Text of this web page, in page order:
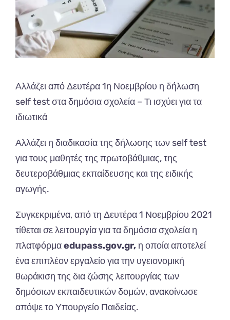
Αλλάζει από Δευτέρα 1η Νοεμβρίου η δήλωση
self test στα δημόσια σχολεία – Τι ισχύει για τα
ιδιωτικά
Αλλάζει η διαδικασία της δήλωσης των self test
για τους μαθητές της πρωτοβάθμιας, της
δευτεροβάθμιας εκπαίδευσης και της ειδικής
αγωγής.
Συγκεκριμένα, από τη Δευτέρα 1 Νοεμβρίου 2021
τίθεται σε λειτουργία για τα δημόσια σχολεία η
πλατφόρμαedupass.gov.gr, η οποία αποτελεί
ένα επιπλέον εργαλείο για την υγειονομική
θωράκιση της δια ζώσης λειτουργίας των
δημόσιων εκπαιδευτικών δομών, ανακοίνωσε
απόψε το Υπουργείο Παιδείας.